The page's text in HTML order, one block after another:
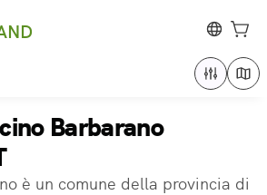
Barbarano
è un comune della provincia di